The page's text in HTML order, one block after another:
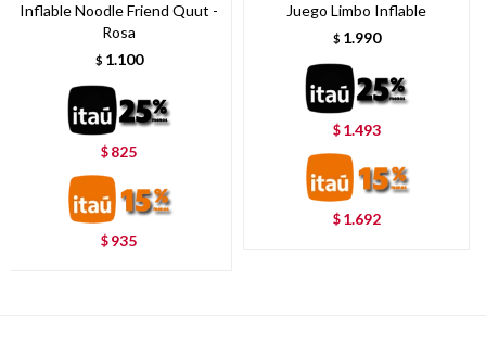
Inflable Noodle Friend Quut -
Rosa
$ 1.100
$ 825
$ 935
Juego Limbo Inflable
$ 1.990
$ 1.493
$ 1.692